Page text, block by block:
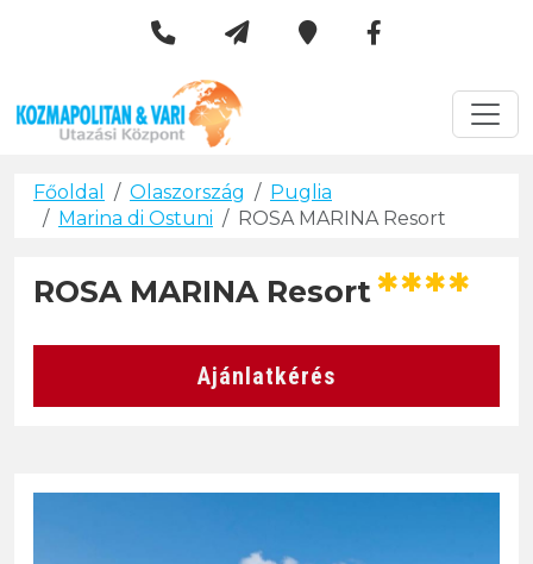
Kozmapolitan & Vári Utazási
Főoldal Olaszország
Puglia
Marina di Ostuni
ROSA MARINA Resort
ROSA MARINA Resort****
Ajánlatkérés